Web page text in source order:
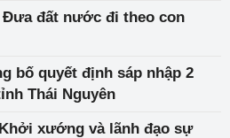
đất nước đi theo con
bố quyết định sáp nhập 2
Thái Nguyên
xướng và lãnh đạo sự